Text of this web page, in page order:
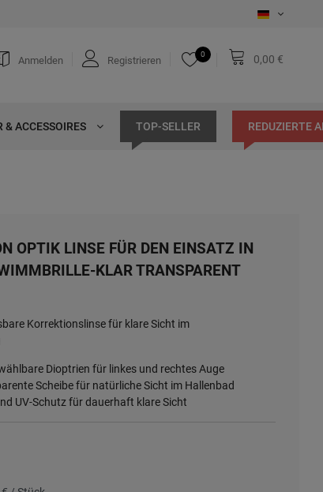
Anmelden Registrieren
0 0,00 €
& ACCESSOIRES TOP-SELLER REDUZIERTE
OPTIK LINSE FÜR DEN EINSATZ IN
KLAR TRANSPARENT
Korrektionslinse für klare Sicht im
Dioptrien für linkes und rechtes Auge
Scheibe für natürliche Sicht im Hallenbad
UV-Schutz für dauerhaft klare Sicht